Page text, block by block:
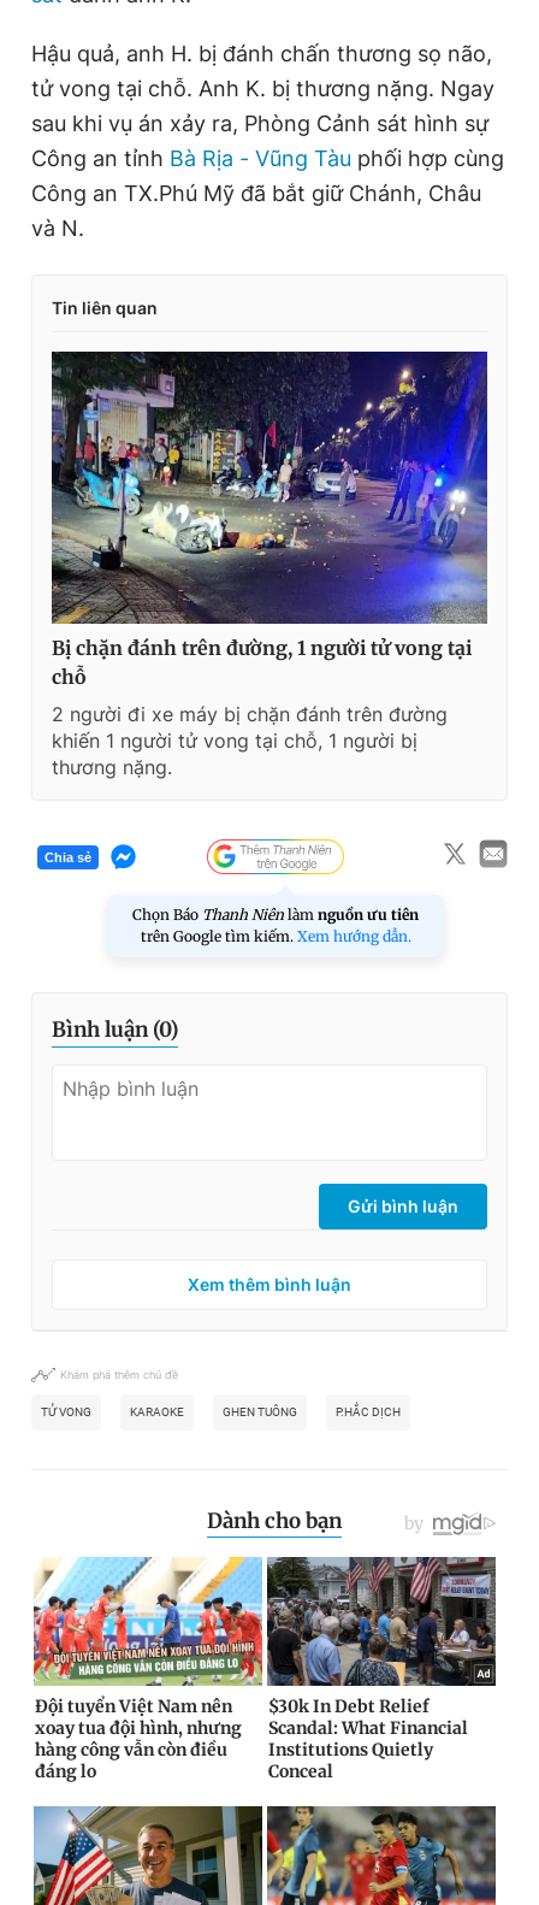
Hậu quả, anh H. bị đánh chấn thương sọ não,
tử vong tại chỗ. Anh K. bị thương nặng. Ngay
sau khi vụ án xảy ra, Phòng Cảnh sát hình sự
Công an tỉnh Bà Rịa - Vũng Tàu phối hợp cùng
Công an TX.Phú Mỹ đã bắt giữ Chánh, Châu
và N.
Tin liên quan
Bị chặn đánh trên đường, 1 người tử vong tại
chỗ
2 người đi xe máy bị chặn đánh trên đường
khiến 1 người tử vong tại chỗ, 1 người bị
thương nặng.
Chia sẻ
Chọn Báo Thanh Niên làm nguồn ưu tiên
trên Google tìm kiếm. Xem hướng dẫn.
Bình luận (0)
Gửi bình luận
Xem thêm bình luận
Khám phá thêm chủ đề
TỬ VONG KARAOKE GHEN TUÔNG P.HẮC DỊCH